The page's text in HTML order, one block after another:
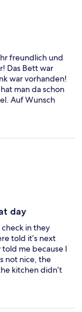
freundlich und
Das Bett war
war vorhanden!
man da schon
Auf Wunsch
day
in they
told it’s next
told me because I
not nice, the
kitchen didn’t
and grubby.
we stayed